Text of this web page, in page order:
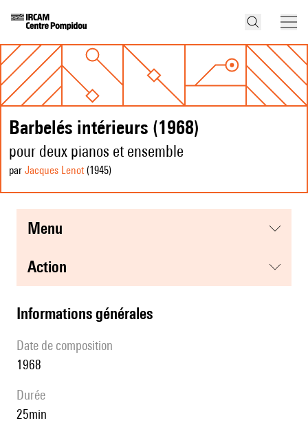
Barbelés intérieurs (1968)
pour deux pianos et ensemble
par Jacques Lenot(1945)
menu
action
informations générales
date de composition
1968
durée
25min